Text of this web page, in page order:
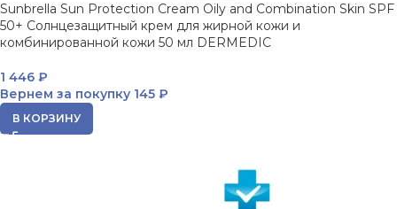
Sunbrella Sun Protection Cream Oily and Combination Skin SPF
50+ Солнцезащитный крем для жирной кожи и
комбинированной кожи 50 мл DERMEDIC
1 446 ₽
Вернем за покупку 145 ₽
В КОРЗИНУ